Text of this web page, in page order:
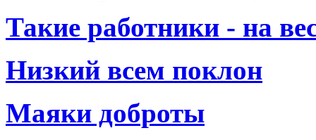
Такие работники - на
Низкий всем поклон
Маяки доброты